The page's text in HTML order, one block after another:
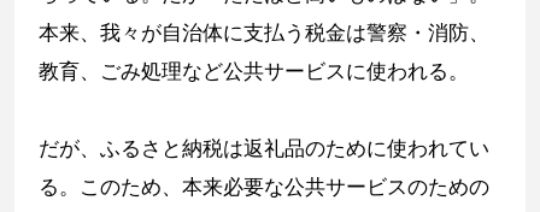
本来、我々が自治体に支払う税金は警察・消防、
教育、ごみ処理など公共サービスに使われる。
だが、ふるさと納税は返礼品のために使われてい
る。このため、本来必要な公共サービスのための